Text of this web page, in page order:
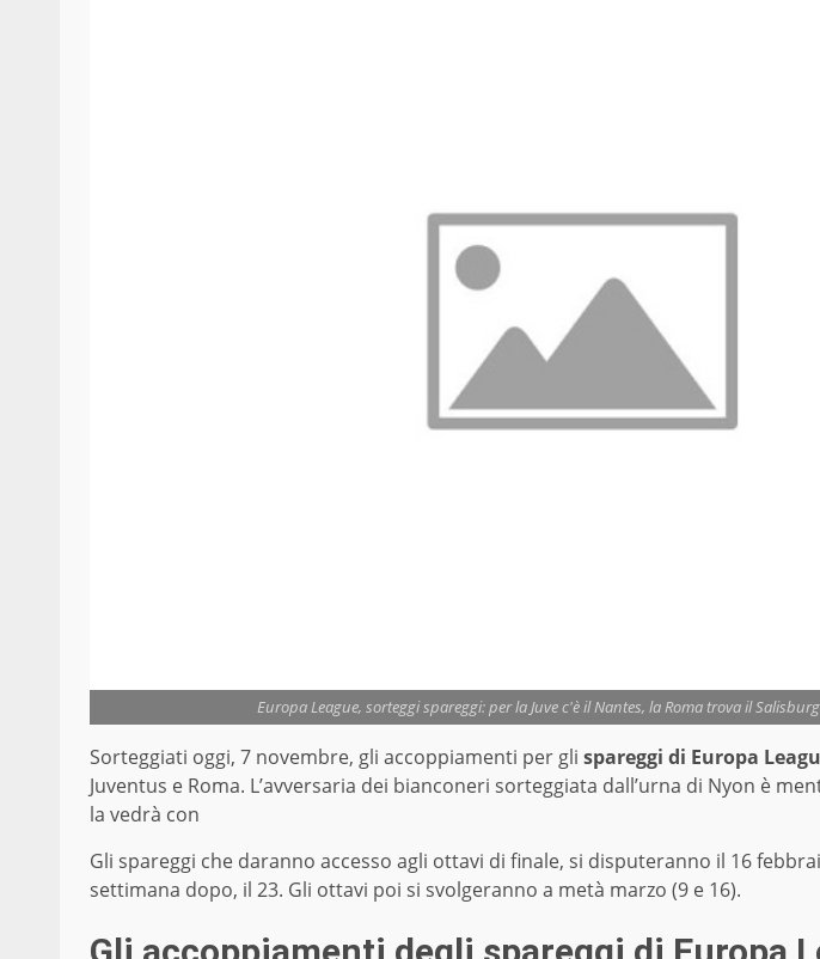
Europa League, sorteggi spareggi: per la Juve c'è il Nantes, la Roma trova il
Sorteggiati oggi, 7 novembre, gli accoppiamenti per gli spareggi di Europa
Juventus e Roma. L’avversaria dei bianconeri sorteggiata dall’urna di Nyon è
la vedrà con
Gli spareggi che daranno accesso agli ottavi di finale, si disputeranno il 16
settimana dopo, il 23. Gli ottavi poi si svolgeranno a metà marzo (9 e 16).